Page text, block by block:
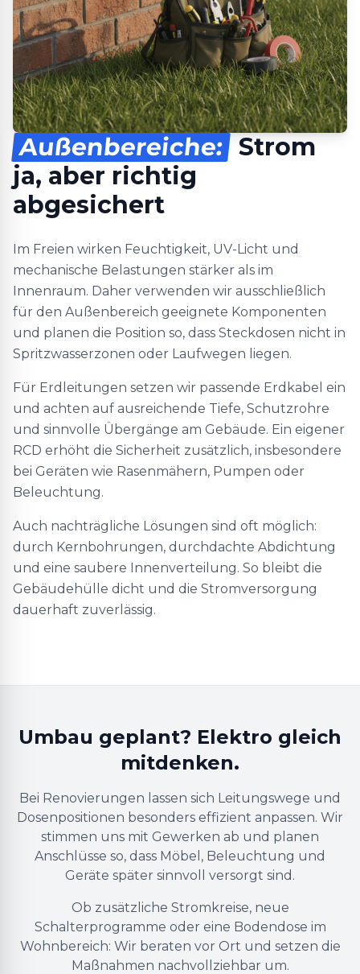
Außenbereiche: Strom
ja, aber richtig
abgesichert
Im Freien wirken Feuchtigkeit, UV-Licht und
mechanische Belastungen stärker als im
Innenraum. Daher verwenden wir ausschließlich
für den Außenbereich geeignete Komponenten
und planen die Position so, dass Steckdosen nicht in
Spritzwasserzonen oder Laufwegen liegen.
Für Erdleitungen setzen wir passende Erdkabel ein
und achten auf ausreichende Tiefe, Schutzrohre
und sinnvolle Übergänge am Gebäude. Ein eigener
RCD erhöht die Sicherheit zusätzlich, insbesondere
bei Geräten wie Rasenmähern, Pumpen oder
Beleuchtung.
Auch nachträgliche Lösungen sind oft möglich:
durch Kernbohrungen, durchdachte Abdichtung
und eine saubere Innenverteilung. So bleibt die
Gebäudehülle dicht und die Stromversorgung
dauerhaft zuverlässig.
Umbau geplant? Elektro gleich
mitdenken.
Bei Renovierungen lassen sich Leitungswege und
Dosenpositionen besonders effizient anpassen. Wir
stimmen uns mit Gewerken ab und planen
Anschlüsse so, dass Möbel, Beleuchtung und
Geräte später sinnvoll versorgt sind.
Ob zusätzliche Stromkreise, neue
Schalterprogramme oder eine Bodendose im
Wohnbereich: Wir beraten vor Ort und setzen die
Maßnahmen nachvollziehbar um.